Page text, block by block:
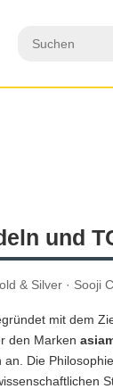
und
& Silver · Sooji
mit dem
den Marken
Die